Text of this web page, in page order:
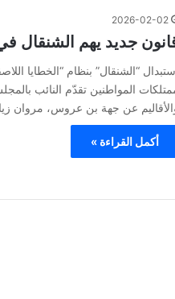
2026-02-02
جديد يهم الشنقال
“الشنقال” بنظام “الخطايا
المواطنين تقدّم النائب
عن جهة بن عروس، مروان
أكمل القراءة »